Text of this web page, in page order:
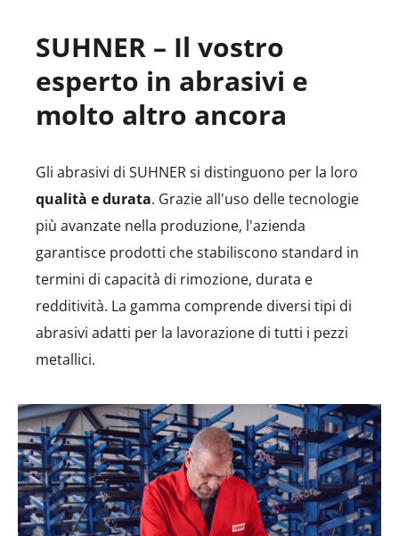
SUHNER – Il vostro
esperto in abrasivi e
molto altro ancora
Gli abrasivi di SUHNER si distinguono per la loro
qualità e durata. Grazie all'uso delle tecnologie
più avanzate nella produzione, l'azienda
garantisce prodotti che stabiliscono standard in
termini di capacità di rimozione, durata e
redditività. La gamma comprende diversi tipi di
abrasivi adatti per la lavorazione di tutti i pezzi
metallici.